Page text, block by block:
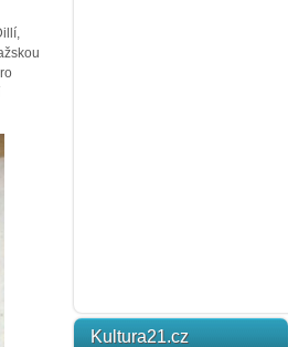
Kultura21.cz